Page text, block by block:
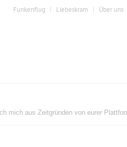
Funkenflug Liebeskram Über uns
mich aus Zeitgründen von eurer